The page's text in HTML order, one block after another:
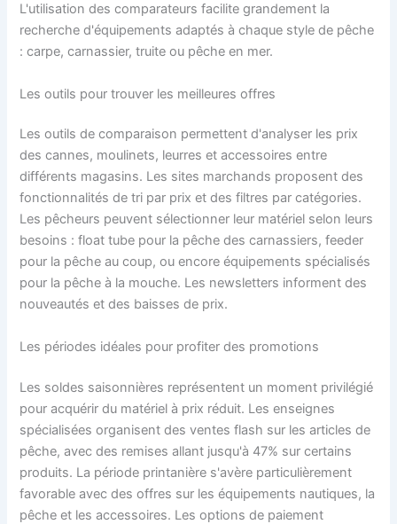
L'utilisation des comparateurs facilite grandement la
recherche d'équipements adaptés à chaque style de pêche
: carpe, carnassier, truite ou pêche en mer.
Les outils pour trouver les meilleures offres
Les outils de comparaison permettent d'analyser les prix
des cannes, moulinets, leurres et accessoires entre
différents magasins. Les sites marchands proposent des
fonctionnalités de tri par prix et des filtres par catégories.
Les pêcheurs peuvent sélectionner leur matériel selon leurs
besoins : float tube pour la pêche des carnassiers, feeder
pour la pêche au coup, ou encore équipements spécialisés
pour la pêche à la mouche. Les newsletters informent des
nouveautés et des baisses de prix.
Les périodes idéales pour profiter des promotions
Les soldes saisonnières représentent un moment privilégié
pour acquérir du matériel à prix réduit. Les enseignes
spécialisées organisent des ventes flash sur les articles de
pêche, avec des remises allant jusqu'à 47% sur certains
produits. La période printanière s'avère particulièrement
favorable avec des offres sur les équipements nautiques, la
pêche et les accessoires. Les options de paiement